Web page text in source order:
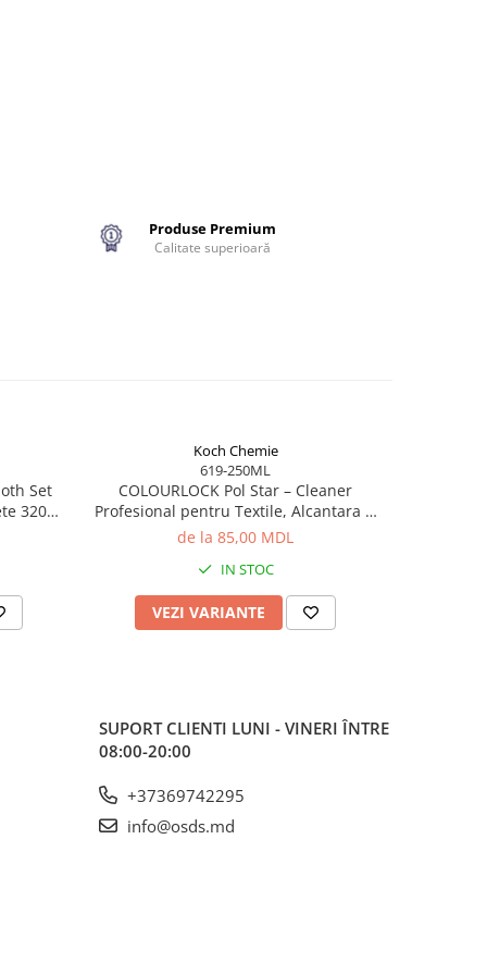
Produse Premium
Calitate superioară
Set
320
auto
Koch Chemie
619-250ML
COLOURLOCK Pol Star – Cleaner
Profesional pentru Textile, Alcantara și
Piele
de la 85,00 MDL
IN STOC
VEZI VARIANTE
SUPORT CLIENTI LUNI - VINERI ÎNTRE
08:00-20:00
+37369742295
info@osds.md